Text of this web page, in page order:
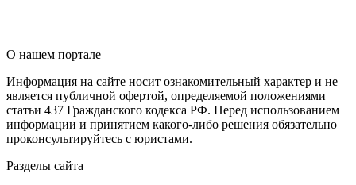
О нашем портале
Информация на сайте носит ознакомительный характер и не
является публичной офертой, определяемой положениями
статьи 437 Гражданского кодекса РФ. Перед использованием
информации и принятием какого-либо решения обязательно
проконсультируйтесь с юристами.
Разделы сайта